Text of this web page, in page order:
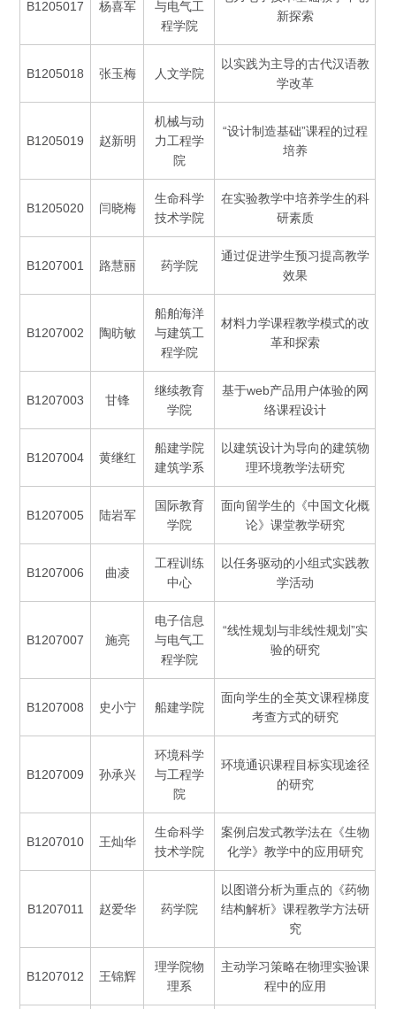
B1205017 杨喜军
与电气工
程学院
新探索
B1205018 张玉梅 人文学院
以实践为主导的古代汉语教
学改革
B1205019 赵新明
机械与动
力工程学
院
“设计制造基础”课程的过程
培养
B1205020 闫晓梅
生命科学
技术学院
在实验教学中培养学生的科
研素质
B1207001 路慧丽 药学院
通过促进学生预习提高教学
效果
B1207002 陶昉敏
船舶海洋
与建筑工
程学院
材料力学课程教学模式的改
革和探索
B1207003 甘锋
继续教育
学院
基于web产品用户体验的网
络课程设计
B1207004 黄继红
船建学院
建筑学系
以建筑设计为导向的建筑物
理环境教学法研究
B1207005 陆岩军
国际教育
学院
面向留学生的《中国文化概
论》课堂教学研究
B1207006 曲凌
工程训练
中心
以任务驱动的小组式实践教
学活动
B1207007 施亮
电子信息
与电气工
程学院
“线性规划与非线性规划”实
验的研究
B1207008 史小宁 船建学院
面向学生的全英文课程梯度
考查方式的研究
B1207009 孙承兴
环境科学
与工程学
院
环境通识课程目标实现途径
的研究
B1207010 王灿华
生命科学
技术学院
案例启发式教学法在《生物
化学》教学中的应用研究
B1207011 赵爱华 药学院
以图谱分析为重点的《药物
结构解析》课程教学方法研
究
B1207012 王锦辉
理学院物
理系
主动学习策略在物理实验课
程中的应用